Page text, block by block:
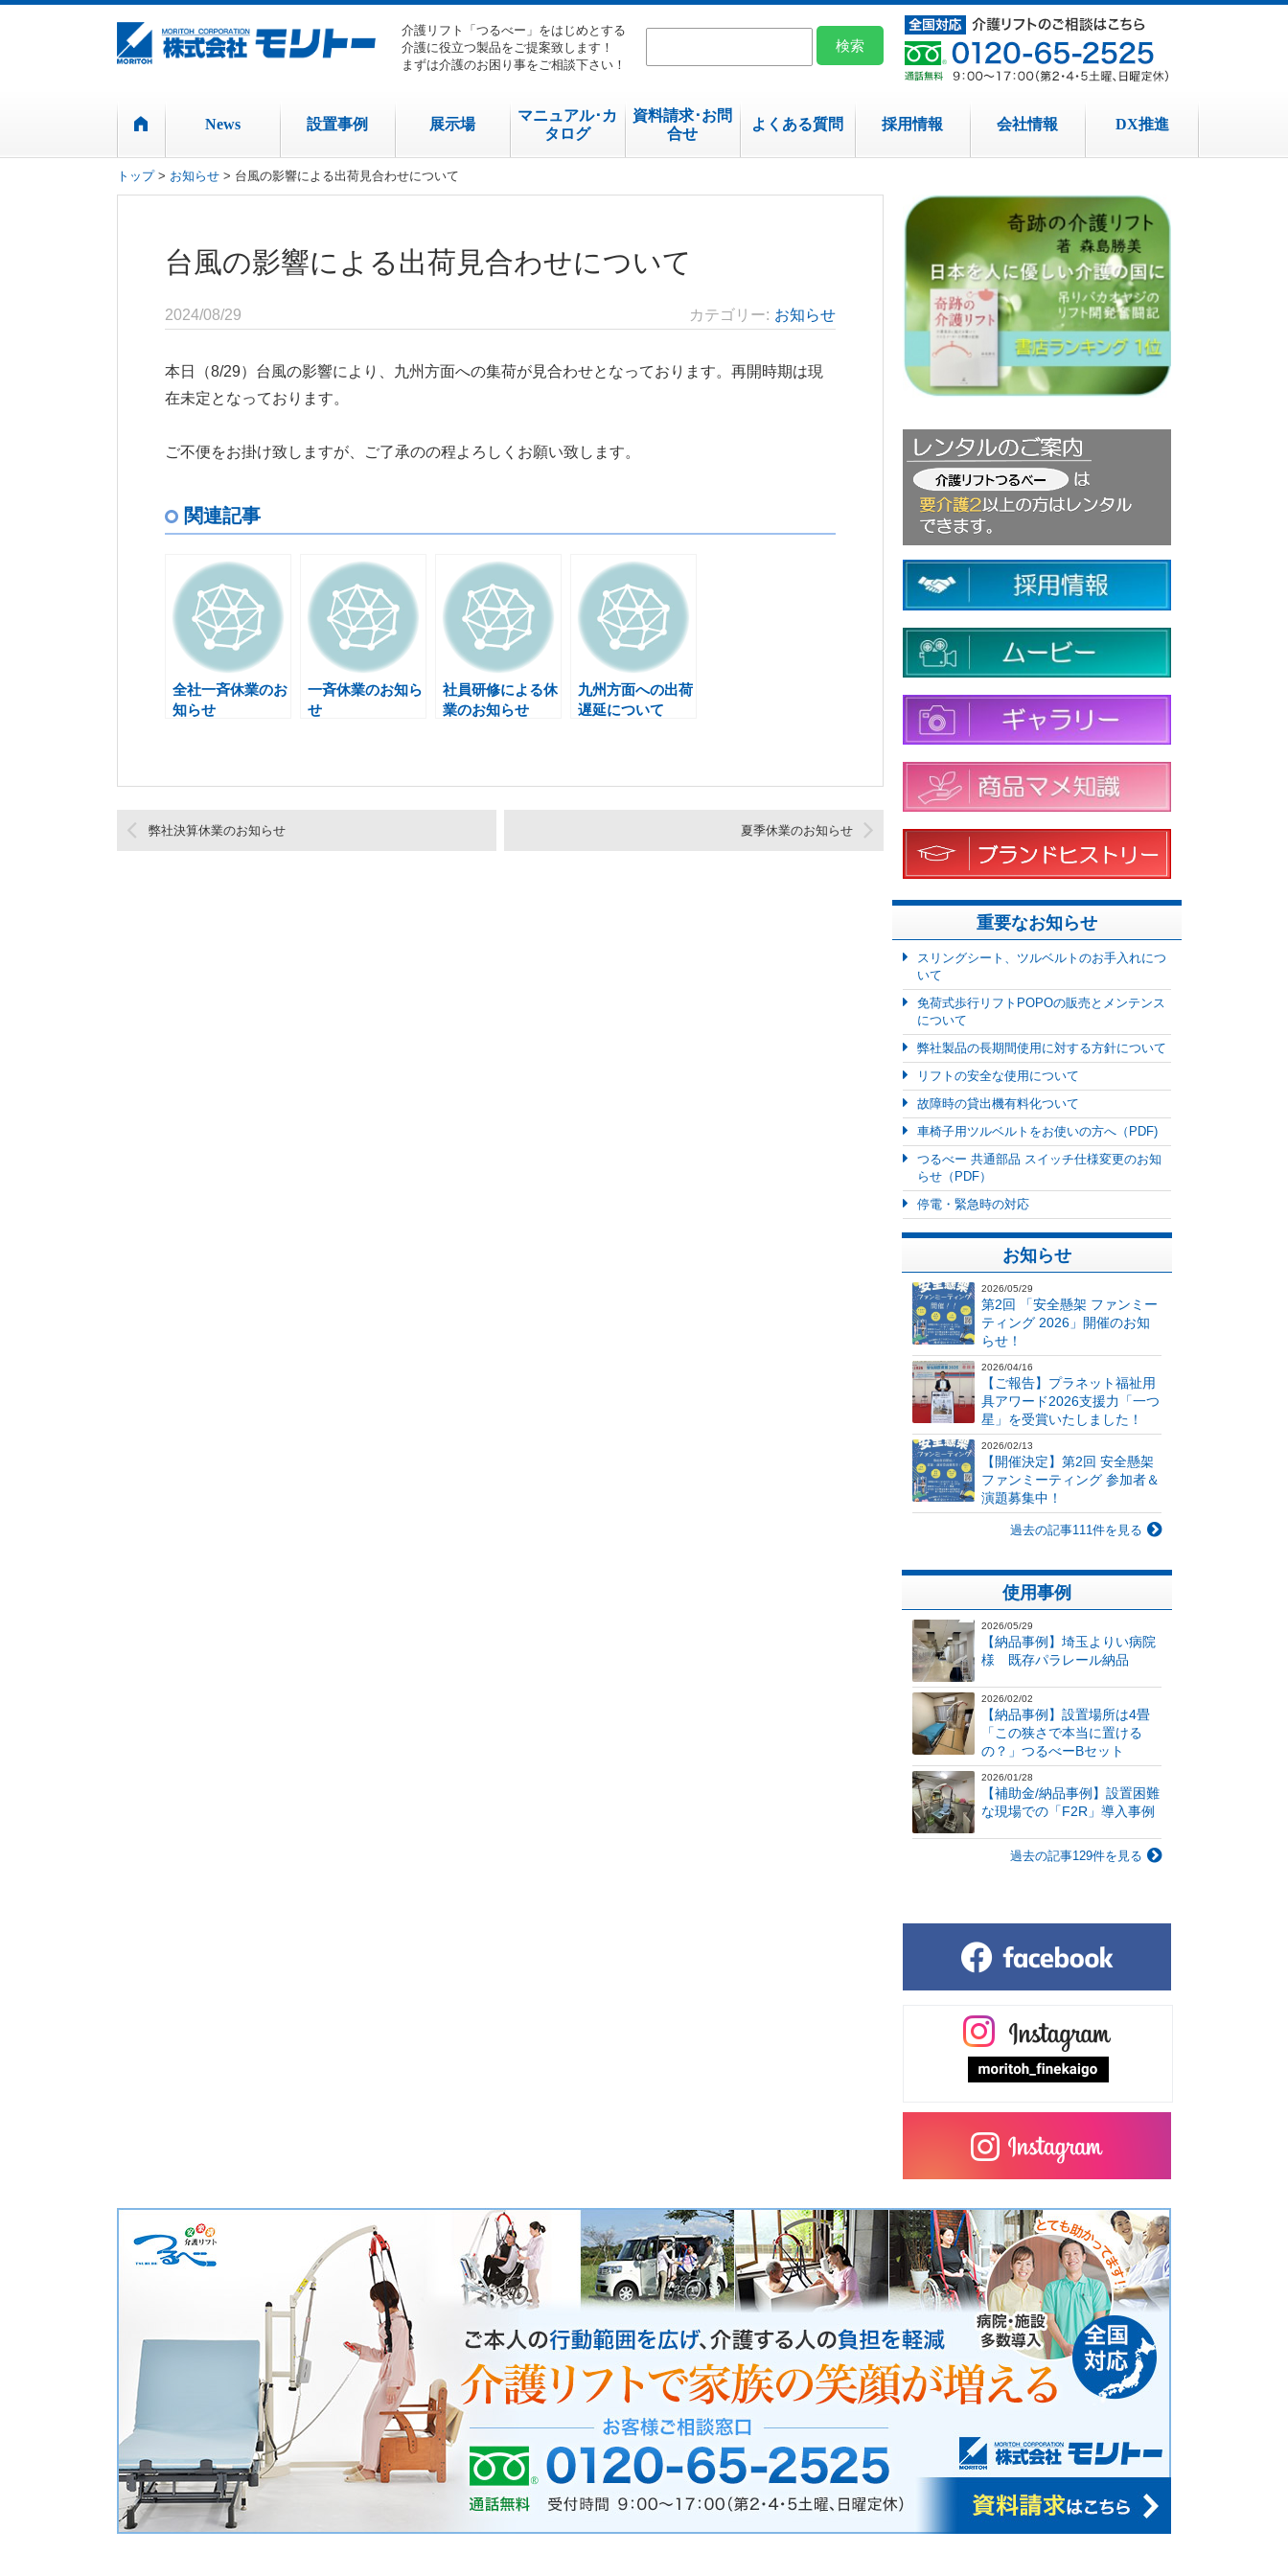
介護リフト「つるべー」をはじめとする
介護に役立つ製品をご提案致します！
まずは介護のお困り事をご相談下さい！
News 設置事例 展示場
マニュアル･カ
タログ
資料請求･お問
合せ
よくある質問 採用情報 会社情報 DX推進
トップ> お知らせ > 台風の影響による出荷見合わせについて
台風の影響による出荷見合わせについて
2024/08/29 カテゴリー お知らせ
本日（8/29）台風の影響により、九州方面への集荷が見合わせとなっております。再開時期は現
在未定となっております。
ご不便をお掛け致しますが、ご了承のの程よろしくお願い致します。
関連記事
全社一斉休業のお
知らせ
一斉休業のお知ら
せ
社員研修による休
業のお知らせ
九州方面への出荷
遅延について
弊社決算休業のお知らせ 夏季休業のお知らせ
重要なお知らせ
スリングシート、ツルベルトのお手入れにつ
いて
免荷式歩行リフトPOPOの販売とメンテンス
について
弊社製品の長期間使用に対する方針について
リフトの安全な使用について
故障時の貸出機有料化ついて
車椅子用ツルベルトをお使いの方へ（PDF)
つるべー 共通部品 スイッチ仕様変更のお知
らせ（PDF）
停電・緊急時の対応
お知らせ
2026/05/29
第2回 「安全懸架 ファンミー
ティング 2026」開催のお知
らせ！
2026/04/16
【ご報告】プラネット福祉用
具アワード2026支援力「一つ
星」を受賞いたしました！
2026/02/13
【開催決定】第2回 安全懸架
ファンミーティング 参加者＆
演題募集中！
過去の記事111件を見る
使用事例
2026/05/29
【納品事例】埼玉よりい病院
様 既存パラレール納品
2026/02/02
【納品事例】設置場所は4畳
「この狭さで本当に置ける
の？」つるべーBセット
2026/01/28
【補助金/納品事例】設置困難
な現場での「F2R」導入事例
過去の記事129件を見る